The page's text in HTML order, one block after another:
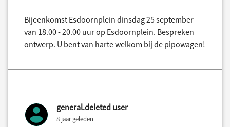
Bijeenkomst Esdoornplein dinsdag 25 september
van 18.00 - 20.00 uur op Esdoornplein. Bespreken
ontwerp. U bent van harte welkom bij de pipowagen!
general.deleted user
8 jaar geleden